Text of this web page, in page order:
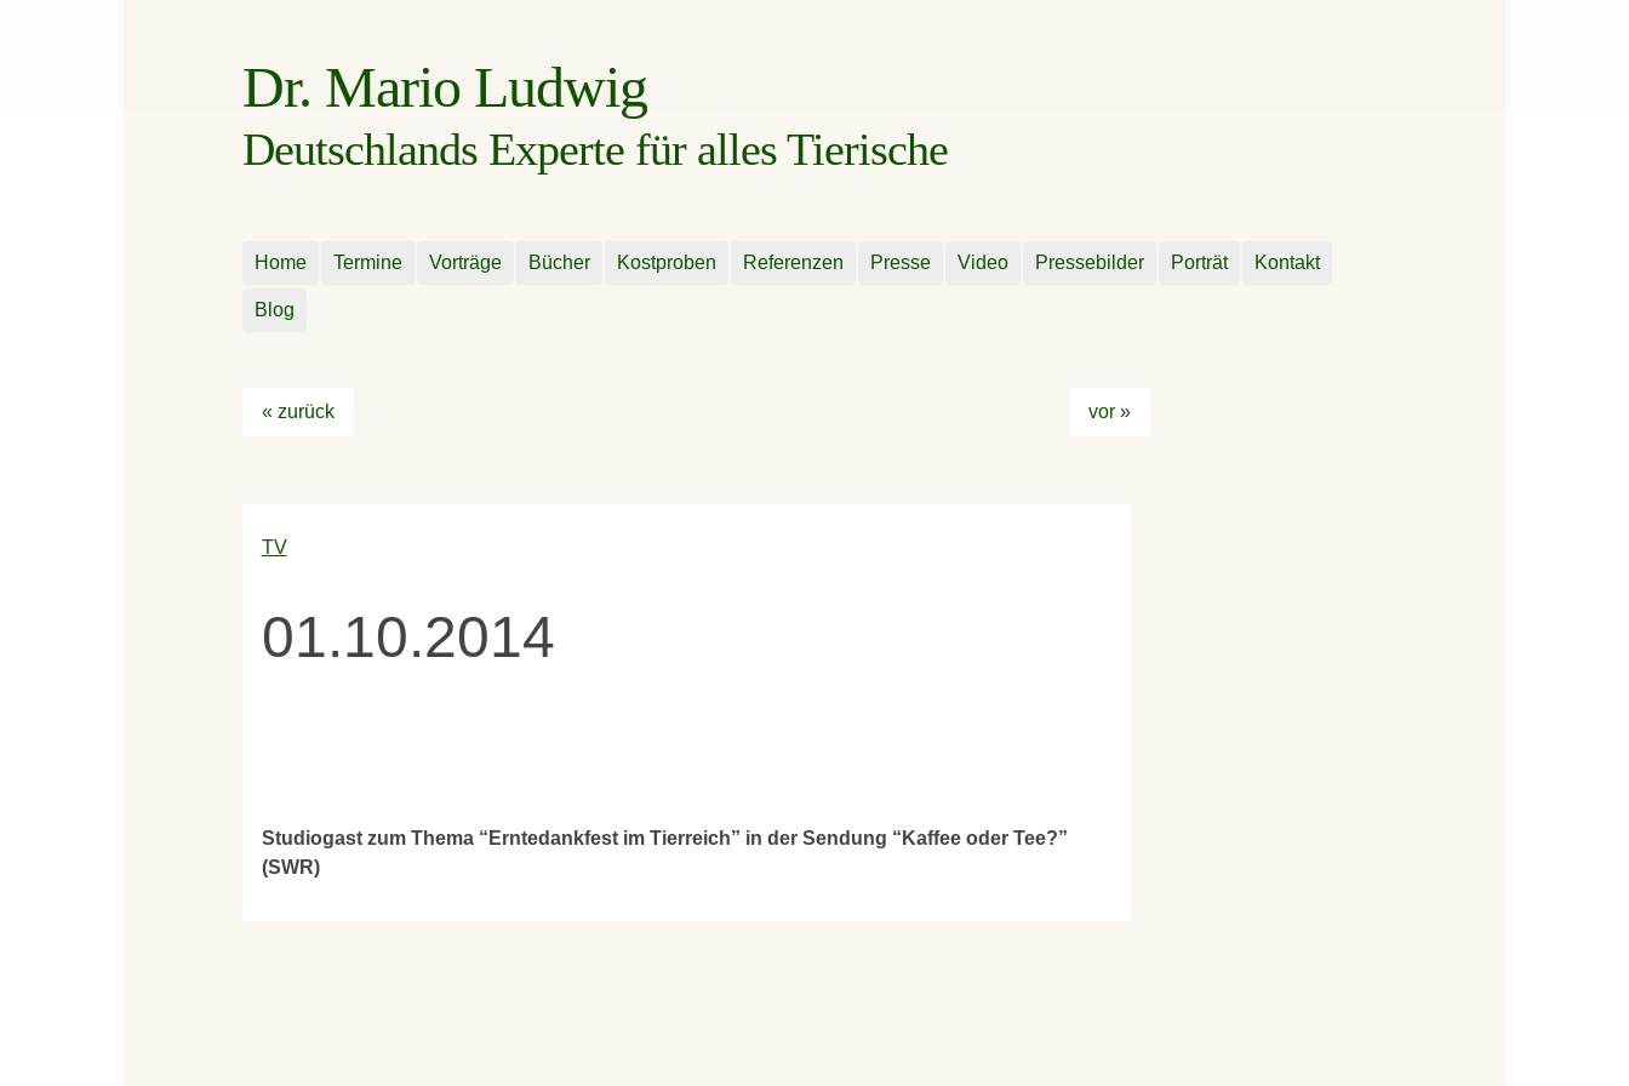
Dr. Mario Ludwig
Deutschlands Experte für alles Tierische
Home Termine Vorträge Bücher Kostproben Referenzen Presse Video Pressebilder Porträt Kontakt
Blog
« zurück vor »
TV
01.10.2014
Studiogast zum Thema “Erntedankfest im Tierreich” in der Sendung “Kaffee oder Tee?”
(SWR)